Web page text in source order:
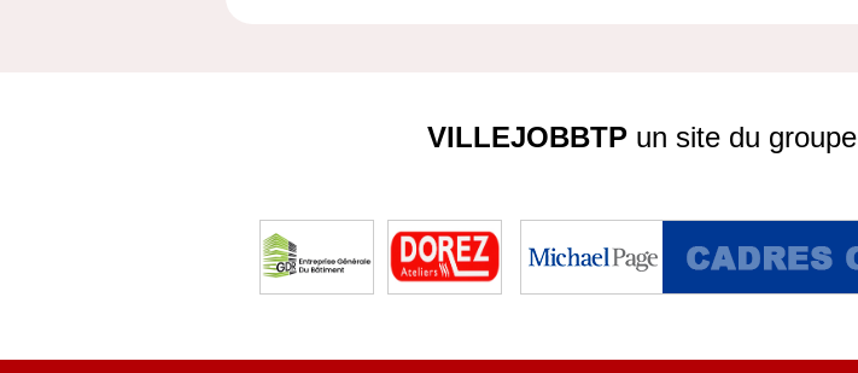
VILLEJOBBTPun site du groupe